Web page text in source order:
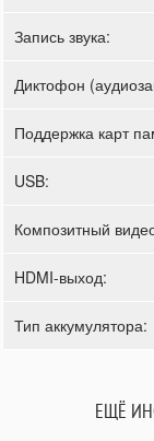
Запись звука:
Диктофон
Поддержка карт
USB:
Композитный
HDMI-выход:
Тип аккумулятора:
ЕЩЁ